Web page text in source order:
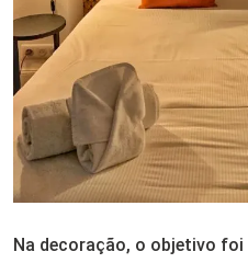
Na decoração, o objetivo foi